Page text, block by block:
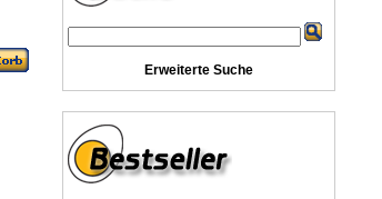
Erweiterte Suche